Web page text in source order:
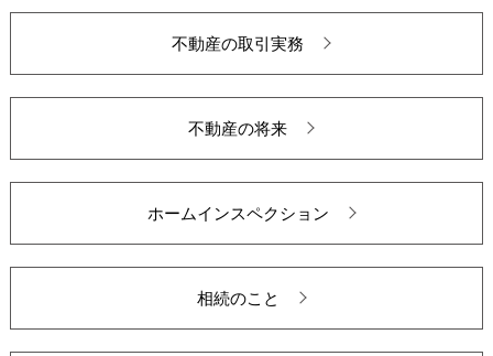
不動産の取引実務
不動産の将来
ホームインスペクション
相続のこと